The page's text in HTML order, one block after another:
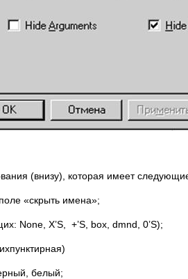
(внизу), которая имеет
«скрыть имена»;
None, X’S, +’S, box, dmnd, 0’S);
белый;